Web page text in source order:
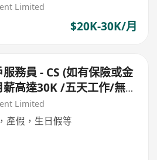
Limited
$20K-30K/月
務員 - CS (如有保險或金
高達30K /五天工作/無需
Limited
產假，生日假等